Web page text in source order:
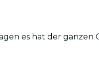
es hat der ganzen